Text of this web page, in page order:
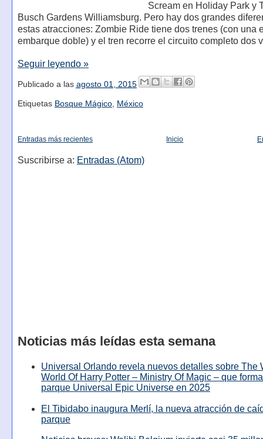
Scream en Holiday Park y
Busch Gardens Williamsburg. Pero hay dos grandes
estas atracciones: Zombie Ride tiene dos trenes (con una
embarque doble) y el tren recorre el circuito completo dos
Seguir leyendo »
Publicado a las agosto 01, 2015
Etiquetas Bosque Mágico, México
Entradas más recientes Inicio
Suscribirse a: Entradas (Atom)
Noticias más leídas esta semana
Universal Orlando revela nuevos detalles sobre The
World Of Harry Potter – Ministry Of Magic – que
parque Universal Epic Universe en 2025
El Tibidabo inaugura Merlí, la nueva atracción de
parque